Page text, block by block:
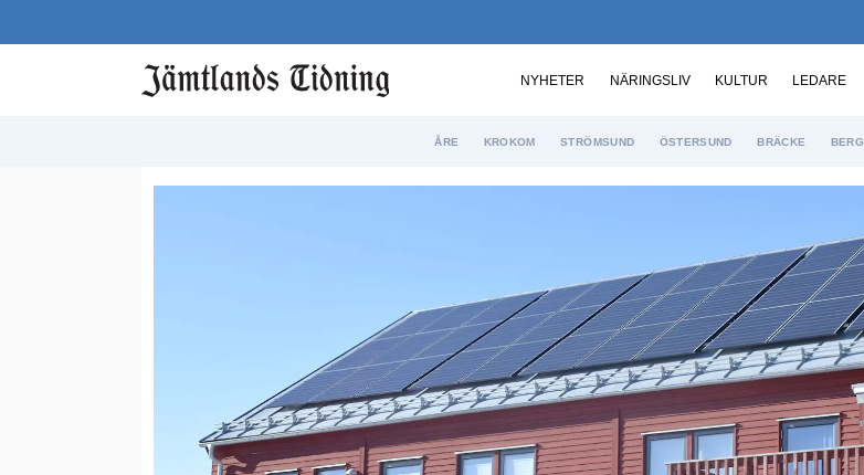
NYHETER NÄRINGSLIV KULTUR LEDARE
ÅRE KROKOM STRÖMSUND ÖSTERSUND BRÄCKE BERG